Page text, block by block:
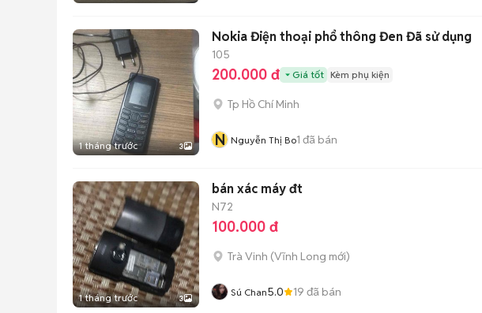
1 tháng trước 3
Nokia Điện thoại phổ thông Đen Đã sử dụng
105
200.000 đ Giá tốt Kèm phụ kiện
Tp Hồ Chí Minh
N Nguyễn Thị Bo1 đã bán
1 tháng trước 3
bán xác máy đt
N72
100.000 đ
Trà Vinh (Vĩnh Long mới)
Sú Chan5.0 19 đã bán